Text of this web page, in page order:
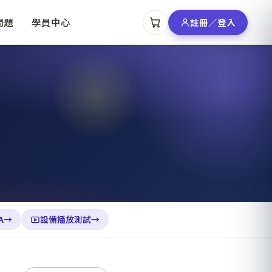
題 學員中心 註冊／登入
→ 設備播放測試→